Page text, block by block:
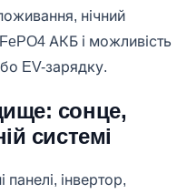
нічний
АКБ і можливість
EV-зарядку.
сонце,
системі
інвертор,